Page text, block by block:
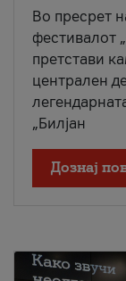
Во пресрет
фестивалот
претстави
централен
„Билјан
Дознај